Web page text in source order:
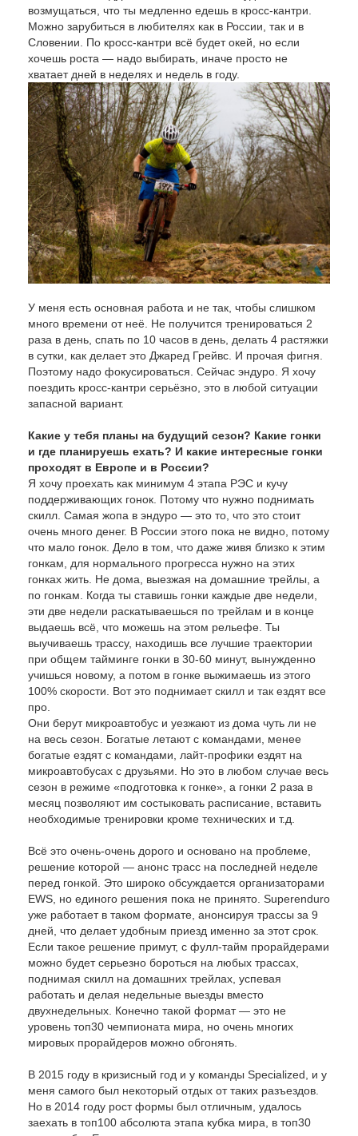
возмущаться, что ты медленно едешь в кросс-кантри.
Можно зарубиться в любителях как в России, так и в
Словении. По кросс-кантри всё будет окей, но если
хочешь роста — надо выбирать, иначе просто не
хватает дней в неделях и недель в году.
У меня есть основная работа и не так, чтобы слишком
много времени от неё. Не получится тренироваться 2
раза в день, спать по 10 часов в день, делать 4 растяжки
в сутки, как делает это Джаред Грейвс. И прочая фигня.
Поэтому надо фокусироваться. Сейчас эндуро. Я хочу
поездить кросс-кантри серьёзно, это в любой ситуации
запасной вариант.
Какие у тебя планы на будущий сезон? Какие гонки
и где планируешь ехать? И какие интересные гонки
проходят в Европе и в России?
Я хочу проехать как минимум 4 этапа РЭС и кучу
поддерживающих гонок. Потому что нужно поднимать
скилл. Самая жопа в эндуро — это то, что это стоит
очень много денег. В России этого пока не видно, потому
что мало гонок. Дело в том, что даже живя близко к этим
гонкам, для нормального прогресса нужно на этих
гонках жить. Не дома, выезжая на домашние трейлы, а
по гонкам. Когда ты ставишь гонки каждые две недели,
эти две недели раскатываешься по трейлам и в конце
выдаешь всё, что можешь на этом рельефе. Ты
выучиваешь трассу, находишь все лучшие траектории
при общем тайминге гонки в 30-60 минут, вынужденно
учишься новому, а потом в гонке выжимаешь из этого
100% скорости. Вот это поднимает скилл и так ездят все
про.
Они берут микроавтобус и уезжают из дома чуть ли не
на весь сезон. Богатые летают с командами, менее
богатые ездят с командами, лайт-профики ездят на
микроавтобусах с друзьями. Но это в любом случае весь
сезон в режиме «подготовка к гонке», а гонки 2 раза в
месяц позволяют им состыковать расписание, вставить
необходимые тренировки кроме технических и т.д.
Всё это очень-очень дорого и основано на проблеме,
решение которой — анонс трасс на последней неделе
перед гонкой. Это широко обсуждается организаторами
EWS, но единого решения пока не принято. Superenduro
уже работает в таком формате, анонсируя трассы за 9
дней, что делает удобным приезд именно за этот срок.
Если такое решение примут, с фулл-тайм прорайдерами
можно будет серьезно бороться на любых трассах,
поднимая скилл на домашних трейлах, успевая
работать и делая недельные выезды вместо
двухнедельных. Конечно такой формат — это не
уровень топ30 чемпионата мира, но очень многих
мировых прорайдеров можно обгонять.
В 2015 году в кризисный год и у команды Specialized, и у
меня самого был некоторый отдых от таких разъездов.
Но в 2014 году рост формы был отличным, удалось
заехать в топ100 абсолюта этапа кубка мира, в топ30